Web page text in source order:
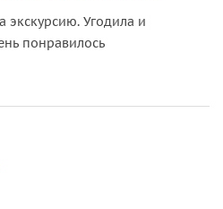
экскурсию. Угодила и
понравилось